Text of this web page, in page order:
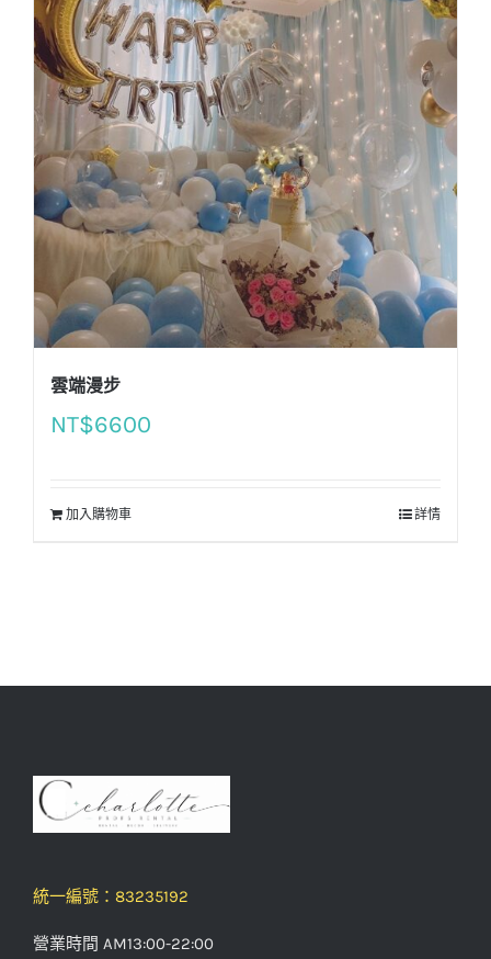
雲端漫步
NT$6600
加入購物車 詳情
統一編號：83235192
營業時間 AM13:00-22:00